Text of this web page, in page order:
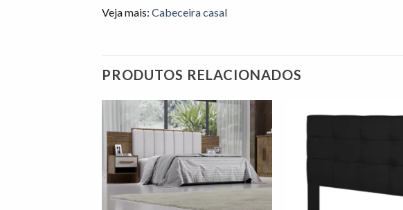
Veja mais: Cabeceira casal
PRODUTOS RELACIONADOS
Adicionar
à lista de
desejos"